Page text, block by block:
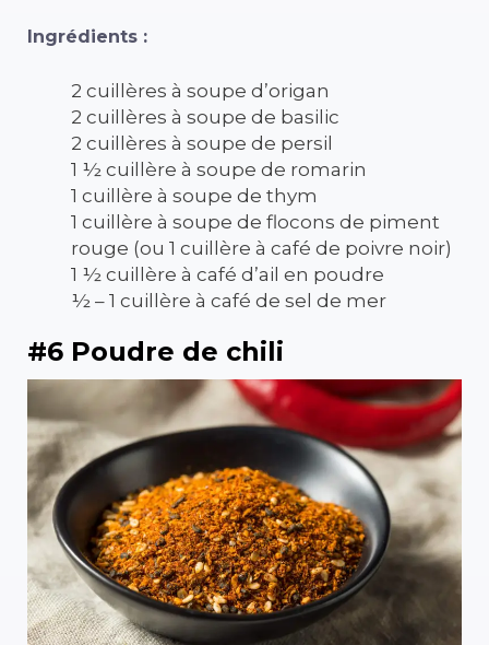
Ingrédients :
2 cuillères à soupe d’origan
2 cuillères à soupe de basilic
2 cuillères à soupe de persil
1 ½ cuillère à soupe de romarin
1 cuillère à soupe de thym
1 cuillère à soupe de flocons de piment
rouge (ou 1 cuillère à café de poivre noir)
1 ½ cuillère à café d’ail en poudre
½ – 1 cuillère à café de sel de mer
#6 Poudre de chili